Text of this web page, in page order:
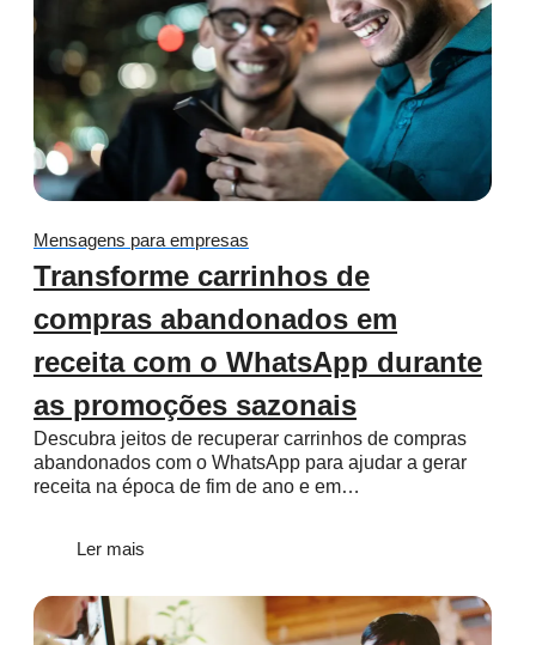
Mensagens para empresas
Transforme carrinhos de
compras abandonados em
receita com o WhatsApp durante
as promoções sazonais
Descubra jeitos de recuperar carrinhos de compras
abandonados com o WhatsApp para ajudar a gerar
receita na época de fim de ano e em…
Ler mais